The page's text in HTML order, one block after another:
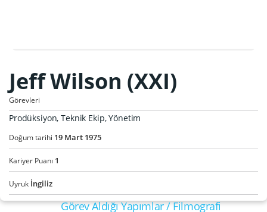
Jeff Wilson (XXI)
Görevleri
Prodüksiyon, Teknik Ekip, Yönetim
Doğum tarihi 19 Mart 1975
Kariyer Puanı 1
Uyruk İngiliz
Görev Aldığı Yapımlar / Filmografi